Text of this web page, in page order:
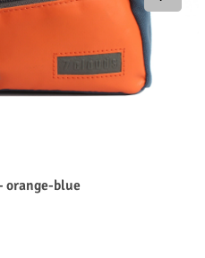
7clouds Necessaire-Biucas 7.1 - orange-blue